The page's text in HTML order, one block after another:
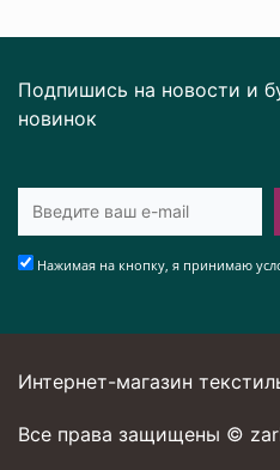
Подпишись на новости и
новинок
Нажимая на кнопку, я принимаю
Интернет-магазин
Все права защищены ©